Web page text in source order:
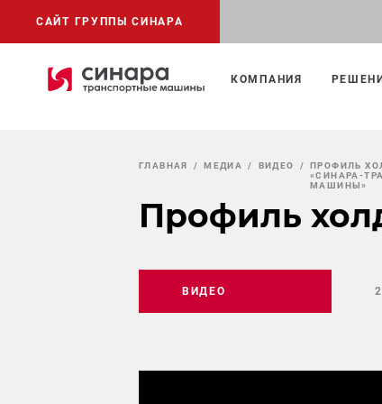
САЙТ ГРУППЫ СИНАРА
КОМПАНИЯ
ГЛАВНАЯ МЕДИА ВИДЕО
ПРОФИЛЬ
«СИНАРА-
МАШИНЫ»
Профиль
ВИДЕО